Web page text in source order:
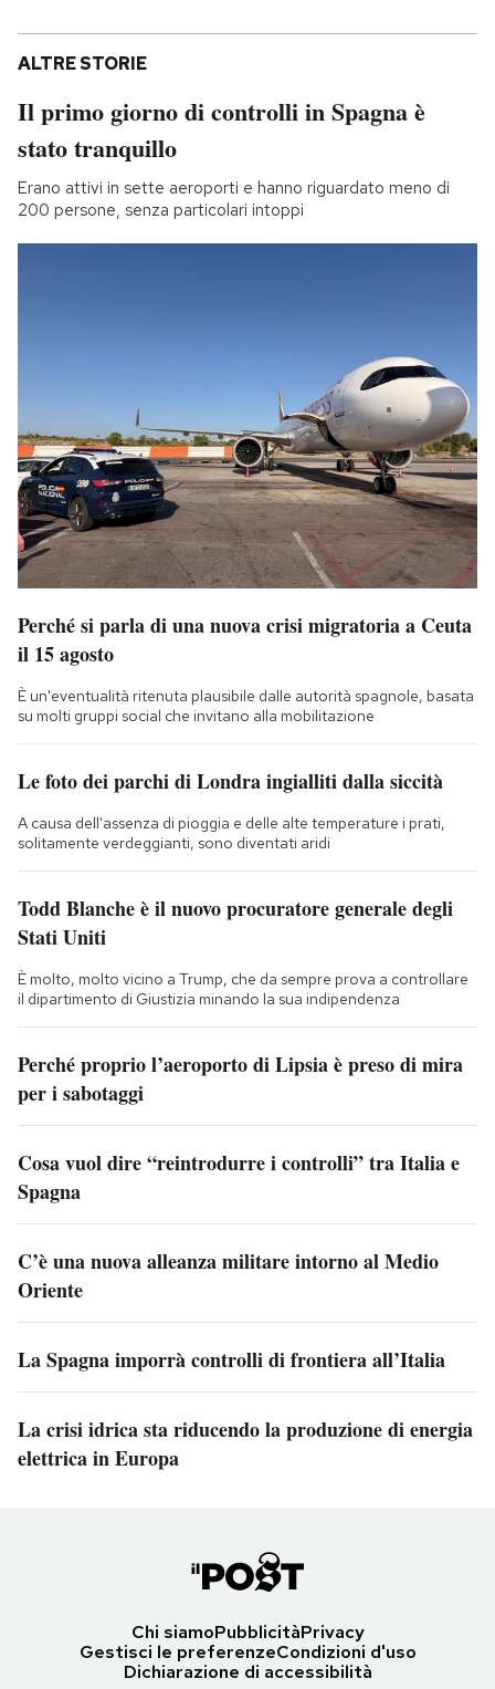
ALTRE STORIE
Il primo giorno di controlli in Spagna è
stato tranquillo
Erano attivi in sette aeroporti e hanno riguardato meno di
200 persone, senza particolari intoppi
Perché si parla di una nuova crisi migratoria a Ceuta
il 15 agosto
È un'eventualità ritenuta plausibile dalle autorità spagnole, basata
su molti gruppi social che invitano alla mobilitazione
Le foto dei parchi di Londra ingialliti dalla siccità
A causa dell'assenza di pioggia e delle alte temperature i prati,
solitamente verdeggianti, sono diventati aridi
Todd Blanche è il nuovo procuratore generale degli
Stati Uniti
È molto, molto vicino a Trump, che da sempre prova a controllare
il dipartimento di Giustizia minando la sua indipendenza
Perché proprio l’aeroporto di Lipsia è preso di mira
per i sabotaggi
Cosa vuol dire “reintrodurre i controlli” tra Italia e
Spagna
C’è una nuova alleanza militare intorno al Medio
Oriente
La Spagna imporrà controlli di frontiera all’Italia
La crisi idrica sta riducendo la produzione di energia
elettrica in Europa
Chi siamoPubblicitàPrivacy
Gestisci le preferenzeCondizioni d'uso
Dichiarazione di accessibilità